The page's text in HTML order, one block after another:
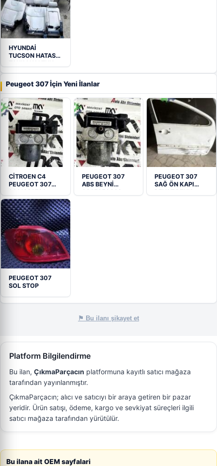
HYUNDAİ
TUCSON HATASIZ
TAKIM KOLTUK
Peugeot 307 İçin Yeni İlanlar
CİTROEN C4
PEUGEOT 307
9661886780
0265800406
ABS…
PEUGEOT 307
ABS BEYNİ
0265950368
PEUGEOT 307
SAĞ ÖN KAPI
PEUGEOT 307
SOL STOP
⚑ Bu ilanı şikayet et
Platform Bilgilendirme
Bu ilan, ÇıkmaParçacın platformuna kayıtlı satıcı mağaza
tarafından yayınlanmıştır.
ÇıkmaParçacın; alıcı ve satıcıyı bir araya getiren bir pazar
yeridir. Ürün satışı, ödeme, kargo ve sevkiyat süreçleri ilgili
satıcı mağaza tarafından yürütülür.
Bu ilana ait OEM sayfalari